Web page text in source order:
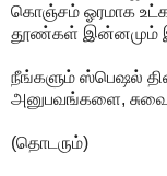
கொஞ்சம் ஓரமாக
தூண்கள் இன்னமும்
நீங்களும் ஸ்பெஷல்
அனுபவங்களை,
(தொடரும்)